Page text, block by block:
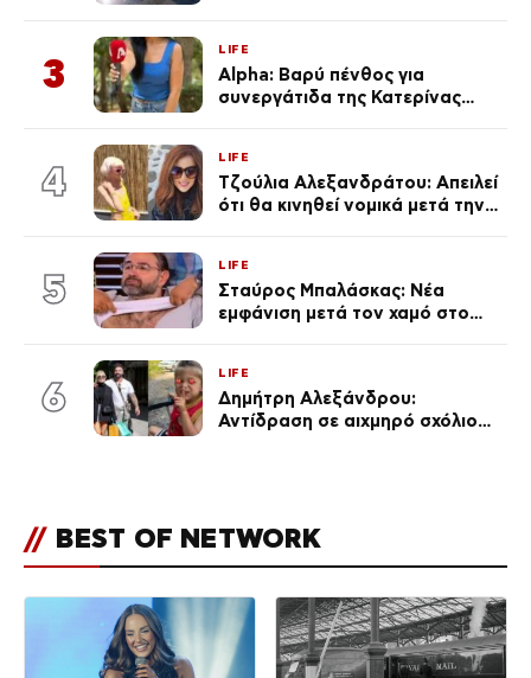
3
LIFE
Alpha: Βαρύ πένθος για
συνεργάτιδα της Κατερίνας
του Θεού»
4
LIFE
Τζούλια Αλεξανδράτου: Απειλεί
ότι θα κινηθεί νομικά μετά την
5
LIFE
Σταύρος Μπαλάσκας: Νέα
εμφάνιση μετά τον χαμό στο
6
LIFE
Δημήτρη Αλεξάνδρου:
Αντίδραση σε αιχμηρό σχόλιο
// BEST OF NETWORK